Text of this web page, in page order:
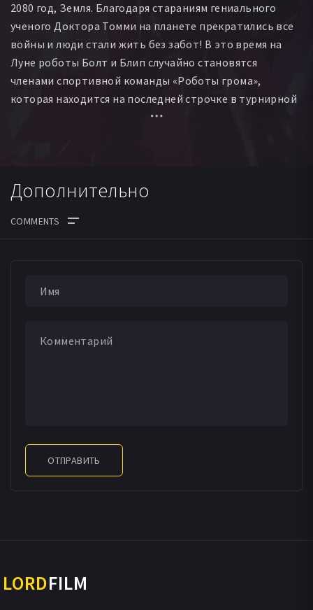
2080 год, Земля. Благодаря стараниям гениального
ученого Доктора Томми на планете прекратились все
войны и люди стали жить без забот! В это время на
Луне роботы Болт и Блип случайно становятся
членами спортивной команды «Роботы грома»,
которая находится на последней строчке в турнирной
таблице игр Лунной Лиги. С помощью своих новых
предстоит нарушить планы Доктора Блада по
уничтожения!
Дополнительно
ОТПРАВИТЬ
LORDFILM